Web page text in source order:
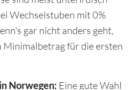
Wechselstuben mit 0%
gar nicht anders geht,
Minimalbetrag für die ersten
Norwegen: Eine gute Wahl